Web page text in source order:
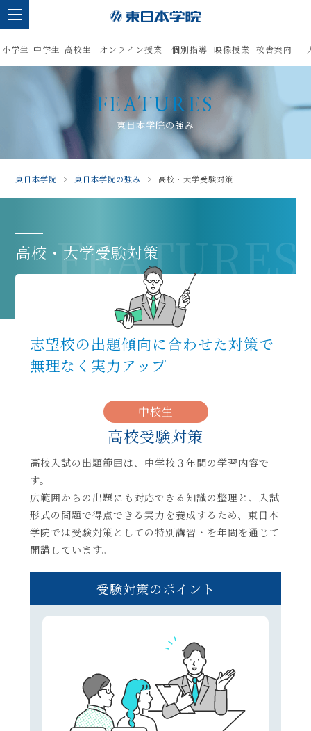
小学生 中学生 高校生 オンライン授業 個別指導 映像授業 校舎案内
FEATURES
東日本学院の強み
東日本学院 > 東日本学院の強み > 高校・大学受験対策
高校・大学受験対策
FEATURES
志望校の出題傾向に合わせた対策で
無理なく実力アップ
中校生
高校受験対策
高校入試の出題範囲は、中学校３年間の学習内容で
す。
広範囲からの出題にも対応できる知識の整理と、入試
形式の問題で得点できる実力を養成するため、東日本
学院では受験対策としての特別講習・を年間を通じて
開講しています。
受験対策のポイント